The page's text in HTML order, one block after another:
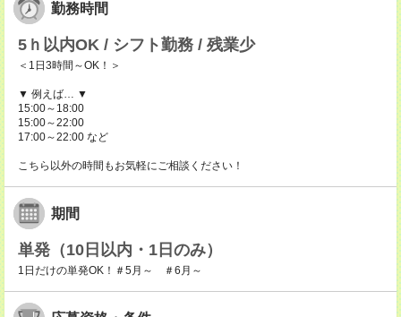
勤務時間
5ｈ以内OK / シフト勤務 / 残業少
＜1日3時間～OK！＞
▼ 例えば… ▼
15:00～18:00
15:00～22:00
17:00～22:00 など
こちら以外の時間もお気軽にご相談ください！
期間
単発（10日以内・1日のみ）
1日だけの単発OK！＃5月～ ＃6月～